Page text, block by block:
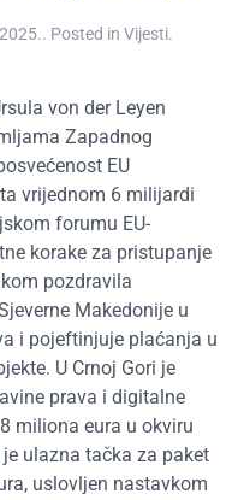
. Posted in Vijesti.
von der Leyen
Zapadnog
EU
vrijednom 6 milijardi
forumu EU-
korake za pristupanje
pozdravila
Makedonije u
i pojeftinjuje plaćanja u
U Crnoj Gori je
prava i digitalne
miliona eura u okviru
ulazna tačka za paket
uslovljen nastavkom